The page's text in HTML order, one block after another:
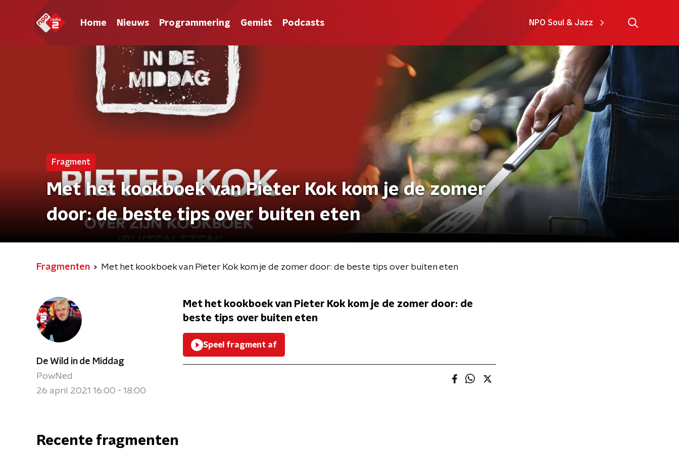
Home Nieuws Programmering Gemist Podcasts NPO Soul & Jazz
Fragment
Met het kookboek van Pieter Kok kom je de zomer
door: de beste tips over buiten eten
Fragmenten Met het kookboek van Pieter Kok kom je de zomer door: de beste tips over buiten eten
De Wild in de Middag
PowNed
26 april 2021 16:00 - 18:00
Met het kookboek van Pieter Kok kom je de zomer door: de
beste tips over buiten eten
Speel fragment af
Recente fragmenten